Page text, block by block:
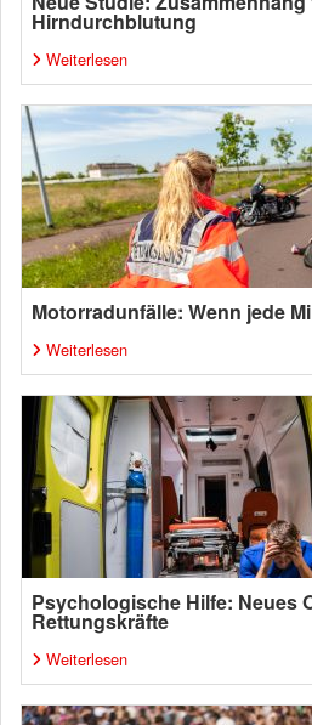
Hirndurchblutung
Weiterlesen
Motorradunfälle: Wenn jede
Weiterlesen
Psychologische Hilfe: Neues
Rettungskräfte
Weiterlesen